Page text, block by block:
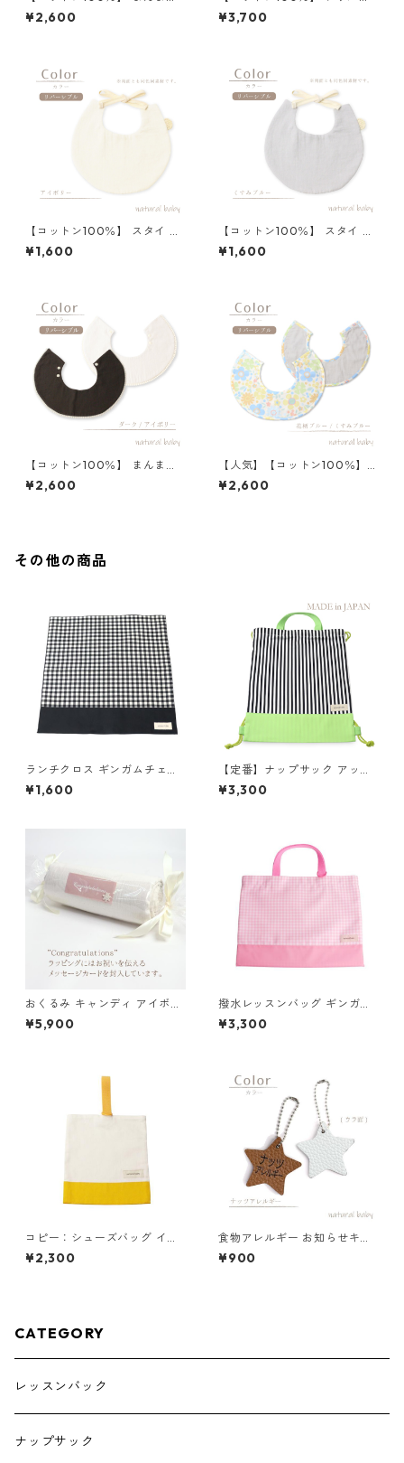
スタイ くすみピンク／くすみ
ブルー ボンボンレース
¥2,600
タイ くすみブルー
¥3,700
【コットン100％】 スタイ 丸
タグ付き アイボリー
¥1,600
【コットン100％】 スタイ 丸
タグ付き くすみブルー
¥1,600
【コットン100％】 まんまる
スタイ ダーク／アイボリー ブ
ラック ボンボンレース
¥2,600
【人気】【コットン100％】
スタイ 花柄ブルー/くすみブ
ルー
¥2,600
その他の商品
ランチクロス ギンガムチェッ
ク×ブラック 85-73263-1
¥1,600
【定番】ナップサック アップ
ルグリーン×ストライプ 縦41c
m×横33.5cm
¥3,300
おくるみ キャンディ アイボリ
ー
¥5,900
撥水レッスンバッグ ギンガム
チェック×ピンク 85-71200-3
¥3,300
コピー：シューズバッグ イエ
ロー×キナリ 85-73052-1
¥2,300
食物アレルギー お知らせキー
ホルダー ナッツ 85-00001-1
¥900
CATEGORY
レッスンバック
ナップサック